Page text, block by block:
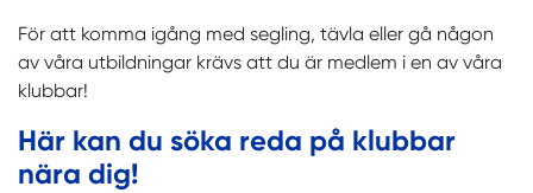
För att komma igång med segling, tävla eller gå någon
av våra utbildningar krävs att du är medlem i en av våra
klubbar!
Här kan du söka reda på klubbar
nära dig!